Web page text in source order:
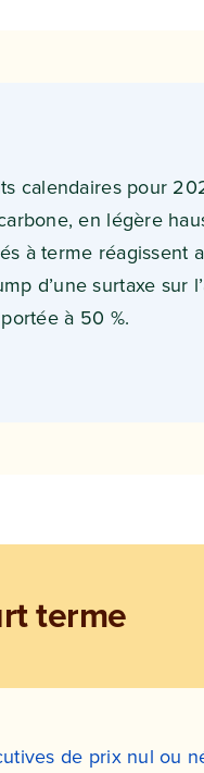
calendaires pour
en légère
à terme réagissent
d’une surtaxe sur
à 50 %.
terme
de prix nul ou